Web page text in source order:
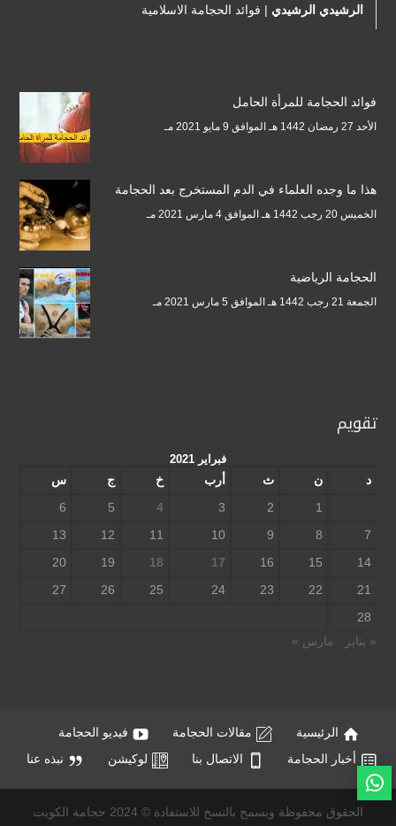
الرشيدي الرشيدي | فوائد الحجامة الاسلامية
فوائد الحجامة للمرأة الحامل
الأحد 27 رمضان 1442 هـ الموافق 9 مايو 2021 مـ
هذا ما وجده العلماء في الدم المستخرج بعد الحجامة
الخميس 20 رجب 1442 هـ الموافق 4 مارس 2021 مـ
الحجامة الرياضية
الجمعة 21 رجب 1442 هـ الموافق 5 مارس 2021 مـ
تقويم
فبراير 2021
د ن ث أرب خ ج
س
1
2
3
4
5
6
7
8
9
10
11
12
13
14
15
16
17
18
19
20
21
22
23
24
25
26
27
28
« يناير
مارس »
الرئيسية مقالات الحجامة
فيديو الحجامة
أخبار الحجامة
الاتصال بنا لوكيشن نبذه عنا
الحقوق محفوظة ويسمح بالنسخ للاستفادة © 2024 حجامة الكويت